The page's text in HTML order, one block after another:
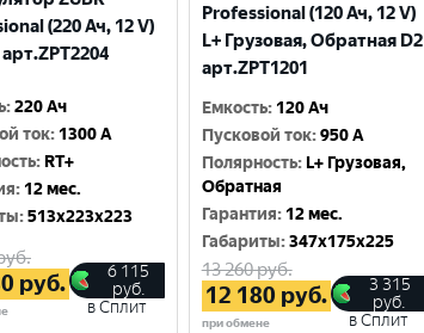
(220 Ач, 12 V)
арт.ZPT2204
:220 Ач
ток: 1300 A
: RT+
: 12 мес.
:513x223x223
руб.
6 115
руб.
в Сплит
Professional (120 Ач, 12 V)
L+ Грузовая, Обратная D2
арт.ZPT1201
Емкость: 120 Ач
Пусковой ток:950 A
Полярность: L+ Грузовая,
Обратная
Гарантия: 12 мес.
Габариты:347x175x225
13 260руб.
12 180 руб.
при обмене
3 315
руб.
в Сплит